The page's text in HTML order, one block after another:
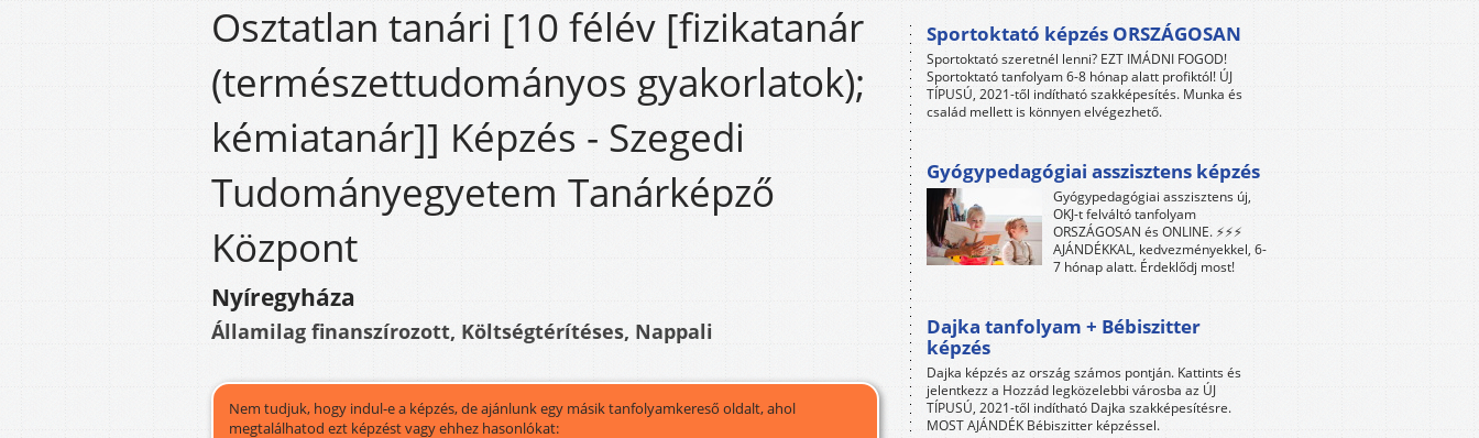
Osztatlan tanári [10 félév [fizikatanár
(természettudományos gyakorlatok);
kémiatanár]] Képzés - Szegedi
Tudományegyetem Tanárképző
Központ
Nyíregyháza
Államilag finanszírozott, Költségtérítéses, Nappali
Nem tudjuk, hogy indul-e a képzés, de ajánlunk egy másik tanfolyamkereső oldalt, ahol
megtalálhatod ezt képzést vagy ehhez hasonlókat:
Sportoktató képzés ORSZÁGOSAN
Sportoktató szeretnél lenni? EZT IMÁDNI FOGOD!
Sportoktató tanfolyam 6-8 hónap alatt profiktól! ÚJ
TÍPUSÚ, 2021-től indítható szakképesítés. Munka és
család mellett is könnyen elvégezhető.
Gyógypedagógiai asszisztens képzés
Gyógypedagógiai asszisztens új,
OKJ-t felváltó tanfolyam
ORSZÁGOSAN és ONLINE. ⚡⚡⚡
AJÁNDÉKKAL, kedvezményekkel, 6-
7 hónap alatt. Érdeklődj most!
Dajka tanfolyam + Bébiszitter
képzés
Dajka képzés az ország számos pontján. Kattints és
jelentkezz a Hozzád legközelebbi városba az ÚJ
TÍPUSÚ, 2021-től indítható Dajka szakképesítésre.
MOST AJÁNDÉK Bébiszitter képzéssel.